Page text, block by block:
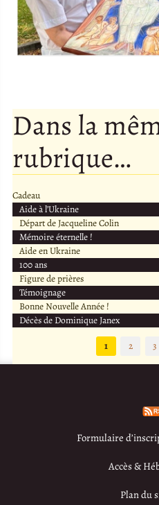
Dans la
rubrique…
Cadeau
Aide à l’Ukraine
Départ de Jacqueline Colin
Mémoire éternelle !
Aide en Ukraine
100 ans
Figure de prières
Témoignage
Bonne Nouvelle Année !
Décès de Dominique Janex
1
2 3
Formulaire
Accès &
Plan du